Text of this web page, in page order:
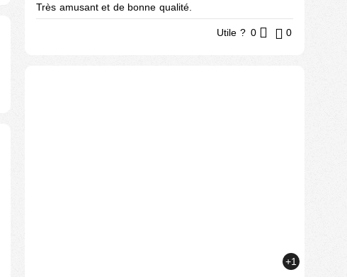
Très amusant et de bonne qualité.
Utile ? 0 0
+1